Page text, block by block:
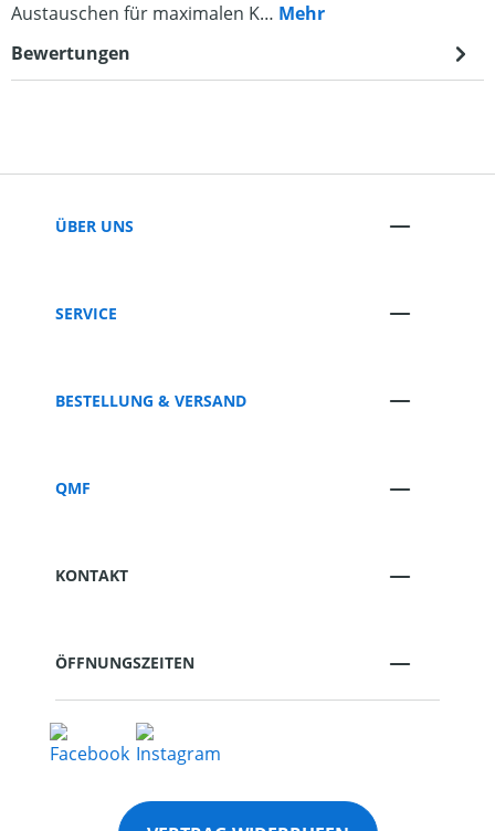
Austauschen für maximalen K… Mehr
Bewertungen
ÜBER UNS
SERVICE
BESTELLUNG & VERSAND
QMF
KONTAKT
ÖFFNUNGSZEITEN